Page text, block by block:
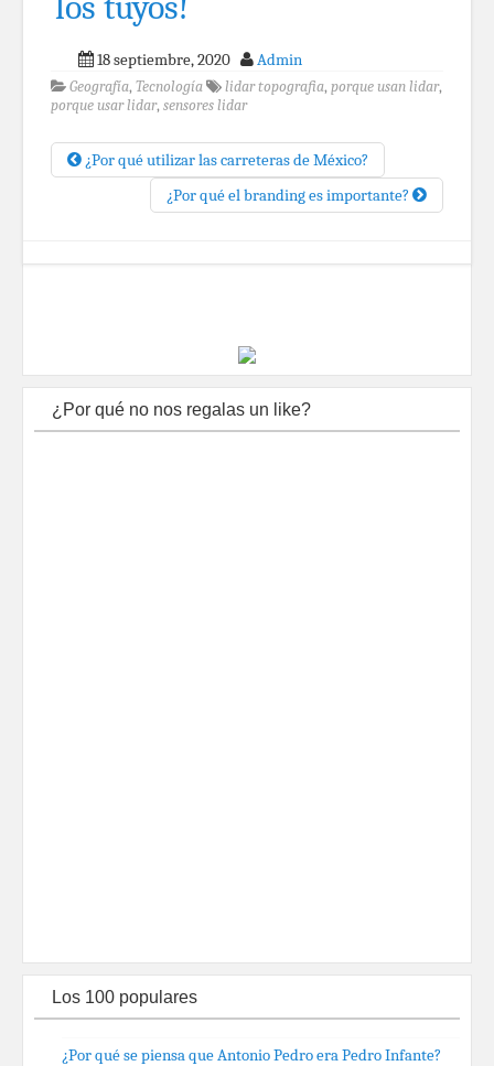
18 septiembre, 2020 Admin
Geografía, Tecnología lidar topografia, porque usan lidar,
porque usar lidar, sensores lidar
¿Por qué utilizar las carreteras de México?
¿Por qué el branding es importante?
¿Por qué no nos regalas un like?
Los 100 populares
¿Por qué se piensa que Antonio Pedro era Pedro Infante?